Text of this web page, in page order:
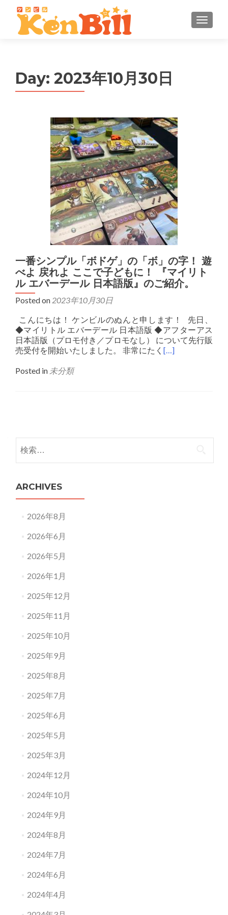
MENU
Day: 2023年10月30日
一番シンプル「ボドゲ」の「ボ」の字！ 遊
べよ 戻れよ ここで子どもに！ 『マイリト
ル エバーデール 日本語版』のご紹介。
Posted on 2023年10月30日
こんにちは！ ケンビルのぬんと申します！ 先日、
◆マイリトル エバーデール 日本語版 ◆アフターアス
日本語版（プロモ付き／プロモなし） について先行販
売受付を開始いたしました。 非常にたく […]
Posted in 未分類
検索:
ARCHIVES
2026年8月
2026年6月
2026年5月
2026年1月
2025年12月
2025年11月
2025年10月
2025年9月
2025年8月
2025年7月
2025年6月
2025年5月
2025年3月
2024年12月
2024年10月
2024年9月
2024年8月
2024年7月
2024年6月
2024年4月